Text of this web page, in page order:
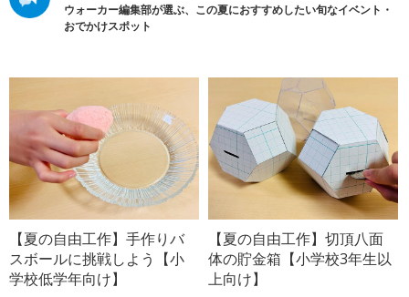
ウォーカー編集部が選ぶ、この夏におすすめしたい旬なイベント・
おでかけスポット
【夏の自由工作】手作りバ
スボールに挑戦しよう【小
学校低学年向け】
【夏の自由工作】切頂八面
体の貯金箱【小学校3年生以
上向け】